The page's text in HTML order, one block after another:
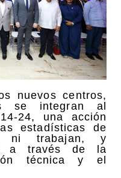
nuevos centros,
se integran al
24, una acción
estadísticas de
ni trabajan, y
a través de la
técnica y el